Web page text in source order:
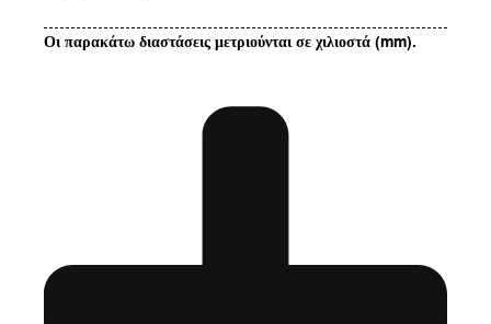
Οι παρακάτω διαστάσεις μετριούνται σε χιλιοστά (mm).